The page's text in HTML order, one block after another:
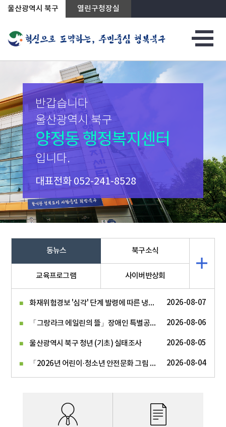
상단메뉴로 바로가기
전체메뉴로 바로가기
본문으로 바로가기
울산광역시 북구 열린구청장실
반갑습니다
울산광역시 북구
양정동 행정복지센터
입니다.
대표전화 052-241-8528
동뉴스
화재위험경보 '심각' 단계 발령에 따른 냉방기기 화재예방 홍보 2026-08-07
「그랑라크 에일린의 뜰」장애인 특별공급 기관추천 대상자 모집 2026-08-06
울산광역시 북구 청년 (기초) 실태조사 2026-08-05
「2026년 어린이·청소년 안전문화 그림 공모전」홍보 2026-08-04
북구소식
교육프로그램 사이버반상회